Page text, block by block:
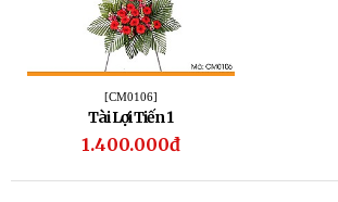
[CM0106]
Tài Lợi Tiến 1
1.400.000đ